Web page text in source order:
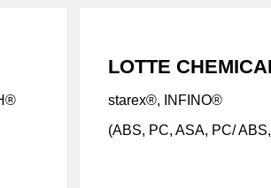
LOTTE
starex®, INFINO®
(ABS, PC, ASA, PC/